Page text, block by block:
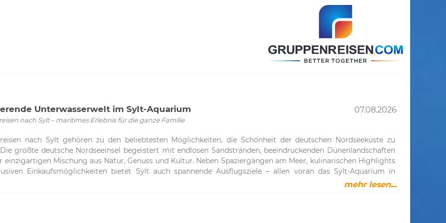
Unterwasserwelt im Sylt-Aquarium 07.08.2026
nach Sylt – maritimes Erlebnis für die ganze Familie
nach Sylt gehören zu den beliebtesten Möglichkeiten, die Schönheit der deutschen Nordseeküste zu
größte deutsche Nordseeinsel begeistert mit endlosen Sandstränden, beeindruckenden Dünenlandschaften
einzigartigen Mischung aus Natur, Genuss und Kultur. Neben Spaziergängen am Meer, kulinarischen Highlights
Einkaufsmöglichkeiten bietet Sylt auch spannende Ausflugsziele – allen voran das Sylt-Aquarium in
das Besucher in die faszinierende Welt unter der Wasseroberfläche entführt.Sylt-Aquarium – Eintauchen in
mehr lesen...